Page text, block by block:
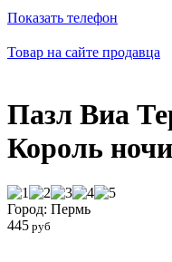
Показать телефон
Товар на сайте продавца
Пазл Виа
Король
Город: Пермь
445 руб